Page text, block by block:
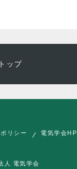
ップ
リシー 電気学会HP
人 電気学会